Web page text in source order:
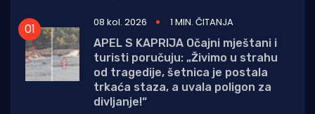
08 kol. 2026
1 MIN. ČITANJA
APEL S KAPRIJA Očajni mještani i
turisti poručuju: „Živimo u strahu
od tragedije, šetnica je postala
trkaća staza, a uvala poligon za
divljanje!“